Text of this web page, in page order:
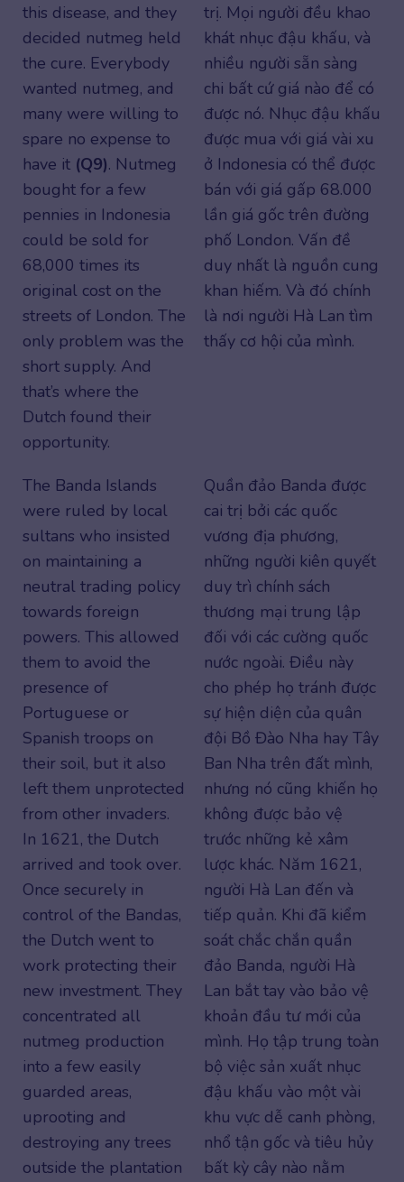
this disease, and they
decided nutmeg held
the cure. Everybody
wanted nutmeg, and
many were willing to
spare no expense to
have it (Q9). Nutmeg
bought for a few
pennies in Indonesia
could be sold for
68,000 times its
original cost on the
streets of London. The
only problem was the
short supply. And
that’s where the
Dutch found their
opportunity.
trị. Mọi người đều khao
khát nhục đậu khấu, và
nhiều người sẵn sàng
chi bất cứ giá nào để có
được nó. Nhục đậu khấu
được mua với giá vài xu
ở Indonesia có thể được
bán với giá gấp 68.000
lần giá gốc trên đường
phố London. Vấn đề
duy nhất là nguồn cung
khan hiếm. Và đó chính
là nơi người Hà Lan tìm
thấy cơ hội của mình.
The Banda Islands
were ruled by local
sultans who insisted
on maintaining a
neutral trading policy
towards foreign
powers. This allowed
them to avoid the
presence of
Portuguese or
Spanish troops on
their soil, but it also
left them unprotected
from other invaders.
In 1621, the Dutch
arrived and took over.
Once securely in
control of the Bandas,
the Dutch went to
work protecting their
new investment. They
concentrated all
nutmeg production
into a few easily
guarded areas,
uprooting and
destroying any trees
outside the plantation
Quần đảo Banda được
cai trị bởi các quốc
vương địa phương,
những người kiên quyết
duy trì chính sách
thương mại trung lập
đối với các cường quốc
nước ngoài. Điều này
cho phép họ tránh được
sự hiện diện của quân
đội Bồ Đào Nha hay Tây
Ban Nha trên đất mình,
nhưng nó cũng khiến họ
không được bảo vệ
trước những kẻ xâm
lược khác. Năm 1621,
người Hà Lan đến và
tiếp quản. Khi đã kiểm
soát chắc chắn quần
đảo Banda, người Hà
Lan bắt tay vào bảo vệ
khoản đầu tư mới của
mình. Họ tập trung toàn
bộ việc sản xuất nhục
đậu khấu vào một vài
khu vực dễ canh phòng,
nhổ tận gốc và tiêu hủy
bất kỳ cây nào nằm